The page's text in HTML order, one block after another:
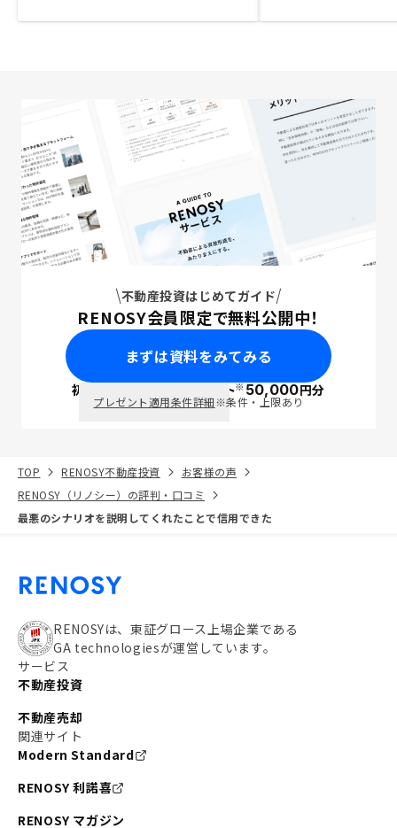
不動産投資はじめてガイド
RENOSY会員限定で無料公開中！
まずは資料をみてみる
初回面談で ポイント※50,000円分
プレゼント適用条件詳細※条件・上限あり
TOP RENOSY不動産投資
お客様の声
RENOSY（リノシー）の評判・口コミ
最悪のシナリオを説明してくれたことで信用できた
RENOSYは、東証グロース上場企業である
GA technologiesが運営しています。
サービス
不動産投資
不動産売却
関連サイト
Modern Standard
RENOSY 利諾喜
RENOSY マガジン